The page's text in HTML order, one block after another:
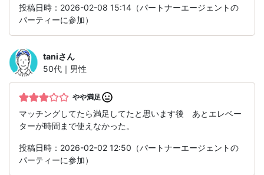
投稿日時：2026-02-08 15:14（パートナーエージェントの
パーティーに参加）
taniさん
50代｜男性
やや満足
マッチングしてたら満足してたと思います後 あとエレベー
ターが時間まで使えなかった。
投稿日時：2026-02-02 12:50（パートナーエージェントの
パーティーに参加）